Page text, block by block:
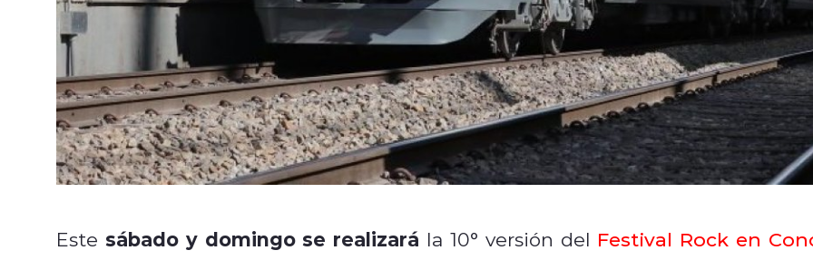
Este sábado y domingo se realizará la 10° versión del Festival Rock en